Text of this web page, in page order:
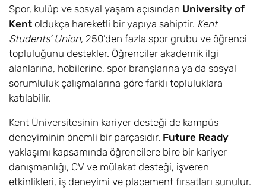
BSc (Hons)
Kriminoloji ve
Sosyoloji /
Criminology and
Sociology BSc
(Hons)
6 Eylül £19.300
Kriminoloji ve
Suç Psikolojisi /
Criminology with
Criminal
Psychology (BSc
Hons)
Spor, kulüp ve sosyal yaşam açısından University of
Kent oldukça hareketli bir yapıya sahiptir. Kent
Students’ Union, 250’den fazla spor grubu ve öğrenci
topluluğunu destekler. Öğrenciler akademik ilgi
alanlarına, hobilerine, spor branşlarına ya da sosyal
sorumluluk çalışmalarına göre farklı topluluklara
katılabilir.
Kent Üniversitesinin kariyer desteği de kampüs
deneyiminin önemli bir parçasıdır. Future Ready
yaklaşımı kapsamında öğrencilere bire bir kariyer
danışmanlığı, CV ve mülakat desteği, işveren
etkinlikleri, iş deneyimi ve placement fırsatları sunulur.